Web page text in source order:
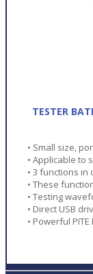
TESTER
• Small size,
• Applicable to
• 3 functions in
• These
• Testing
• Direct USB
• Powerful